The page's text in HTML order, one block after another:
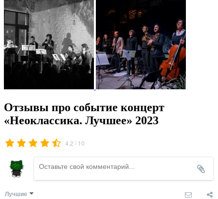
Отзывы про событие концерт
«Неоклассика. Лучшее» 2023
4.2 / 10
Лучшие